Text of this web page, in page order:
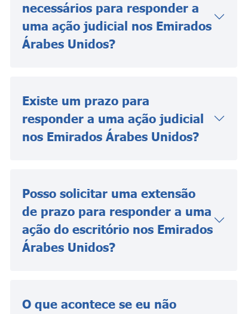
necessários para responder a
uma ação judicial nos Emirados
Árabes Unidos?
Existe um prazo para
responder a uma ação judicial
nos Emirados Árabes Unidos?
Posso solicitar uma extensão
de prazo para responder a uma
ação do escritório nos Emirados
Árabes Unidos?
O que acontece se eu não